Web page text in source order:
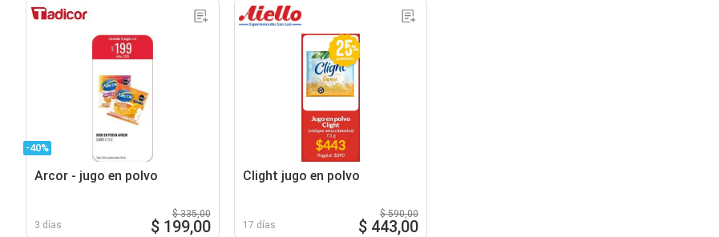
-40%
Arcor - jugo en polvo
3 días
$ 335,00
$ 199,00
Clight jugo en polvo
17 días
$ 590,00
$ 443,00